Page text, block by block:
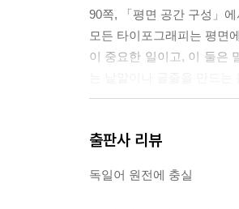
90쪽, 「평면 공간 구성」에
모든 타이포그래피는 평면
이 중요한 일이고, 이 둘은
얀 치홀트는 활자 사이나
음에 불편한 가시로 남아
출판사 리뷰
독일어 원전에 충실